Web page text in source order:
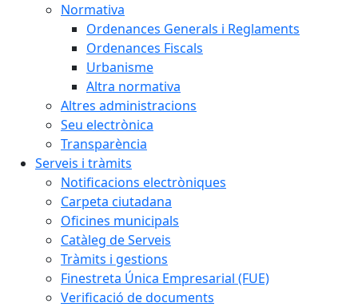
Normativa
Ordenances Generals i Reglaments
Ordenances Fiscals
Urbanisme
Altra normativa
Altres administracions
Seu electrònica
Transparència
Serveis i tràmits
Notificacions electròniques
Carpeta ciutadana
Oficines municipals
Catàleg de Serveis
Tràmits i gestions
Finestreta Única Empresarial (FUE)
Verificació de documents